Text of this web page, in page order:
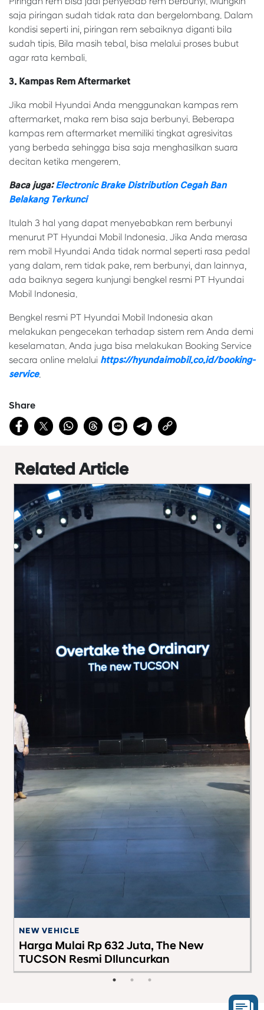
saja piringan sudah tidak rata dan bergelombang. Dalam
kondisi seperti ini, piringan rem sebaiknya diganti bila
sudah tipis. Bila masih tebal, bisa melalui proses bubut
agar rata kembali.
3. Kampas Rem Aftermarket
Jika mobil Hyundai Anda menggunakan kampas rem
aftermarket, maka rem bisa saja berbunyi. Beberapa
kampas rem aftermarket memiliki tingkat agresivitas
yang berbeda sehingga bisa saja menghasilkan suara
decitan ketika mengerem.
Baca juga:Electronic Brake Distribution Cegah Ban
Belakang Terkunci
Itulah 3 hal yang dapat menyebabkan rem berbunyi
menurut PT Hyundai Mobil Indonesia. Jika Anda merasa
rem mobil Hyundai Anda tidak normal seperti rasa pedal
yang dalam, rem tidak pake, rem berbunyi, dan lainnya,
ada baiknya segera kunjungi bengkel resmi PT Hyundai
Mobil Indonesia.
Bengkel resmi PT Hyundai Mobil Indonesia akan
melakukan pengecekan terhadap sistem rem Anda demi
keselamatan. Anda juga bisa melakukan Booking Service
secara online melalui https://hyundaimobil.co.id/booking-
service.
Share
Related Article
NEW VEHICLE
Harga Mulai Rp 632 Juta, The New
TUCSON Resmi DIluncurkan